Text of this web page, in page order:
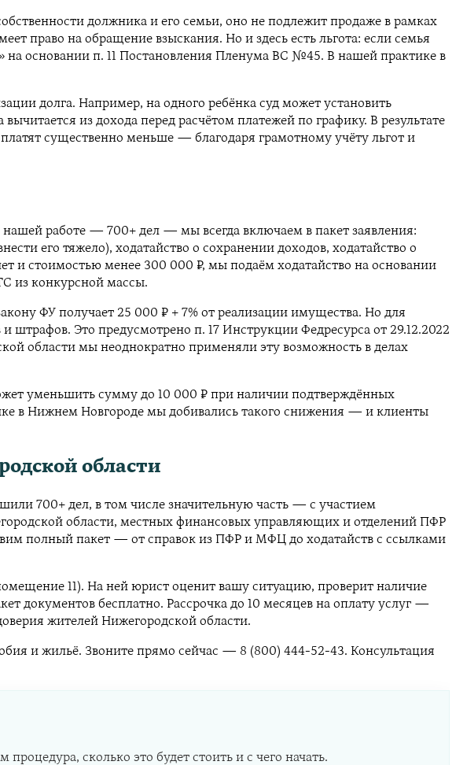
должника и его семьи, оно не подлежит продаже в рамках
право на обращение взыскания. Но и здесь есть льгота: если семья
на основании п. 11 Постановления Пленума ВС №45. В нашей практике в
долга. Например, на одного ребёнка суд может установить
из дохода перед расчётом платежей по графику. В результате
существенно меньше — благодаря грамотному учёту льгот и
нашей работе — 700+ дел — мы всегда включаем в пакет заявления:
его тяжело), ходатайство о сохранении доходов, ходатайство о
и стоимостью менее 300 000 ₽, мы подаём ходатайство на основании
из конкурсной массы.
ФУ получает 25 000 ₽ + 7% от реализации имущества. Но для
Это предусмотрено п. 17 Инструкции Федресурса от 29.12.2022
области мы неоднократно применяли эту возможность в делах
уменьшить сумму до 10 000 ₽ при наличии подтверждённых
в Нижнем Новгороде мы добивались такого снижения — и клиенты
области
700+ дел, в том числе значительную часть — с участием
области, местных финансовых управляющих и отделений ПФР
полный пакет — от справок из ПФР и МФЦ до ходатайств с ссылками
11). На ней юрист оценит вашу ситуацию, проверит наличие
документов бесплатно. Рассрочка до 10 месяцев на оплату услуг —
жителей Нижегородской области.
и жильё. Звоните прямо сейчас — 8 (800) 444-52-43. Консультация
сколько это будет стоить и с чего начать.